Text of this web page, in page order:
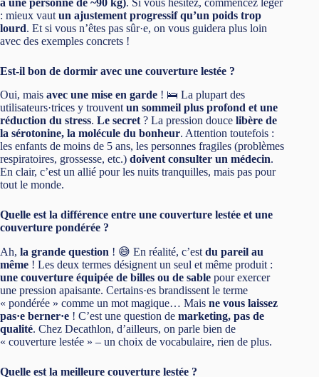
à une personne de ~90 kg). Si vous hésitez, commencez léger
: mieux vautun ajustement progressif qu’un poids trop
lourd. Et si vous n’êtes pas sûr·e, on vous guidera plus loin
avec des exemples concrets !
Est-il bon de dormir avec une couverture lestée ?
Oui, mais avec une mise en garde ! 🛌 La plupart des
utilisateurs·trices y trouvent un sommeil plus profond et une
réduction du stress. Le secret ? La pression douce libère de
la sérotonine, la molécule du bonheur. Attention toutefois :
les enfants de moins de 5 ans, les personnes fragiles (problèmes
respiratoires, grossesse, etc.) doivent consulter un médecin.
En clair, c’est un allié pour les nuits tranquilles, mais pas pour
tout le monde.
Quelle est la différence entre une couverture lestée et une
couverture pondérée ?
Ah, la grande question ! 😅 En réalité, c’est du pareil au
même ! Les deux termes désignent un seul et même produit :
une couverture équipée de billes ou de sable pour exercer
une pression apaisante. Certains·es brandissent le terme
« pondérée » comme un mot magique… Mais ne vous laissez
pas·e berner·e ! C’est une question de marketing, pas de
qualité. Chez Decathlon, d’ailleurs, on parle bien de
« couverture lestée » – un choix de vocabulaire, rien de plus.
Quelle est la meilleure couverture lestée ?